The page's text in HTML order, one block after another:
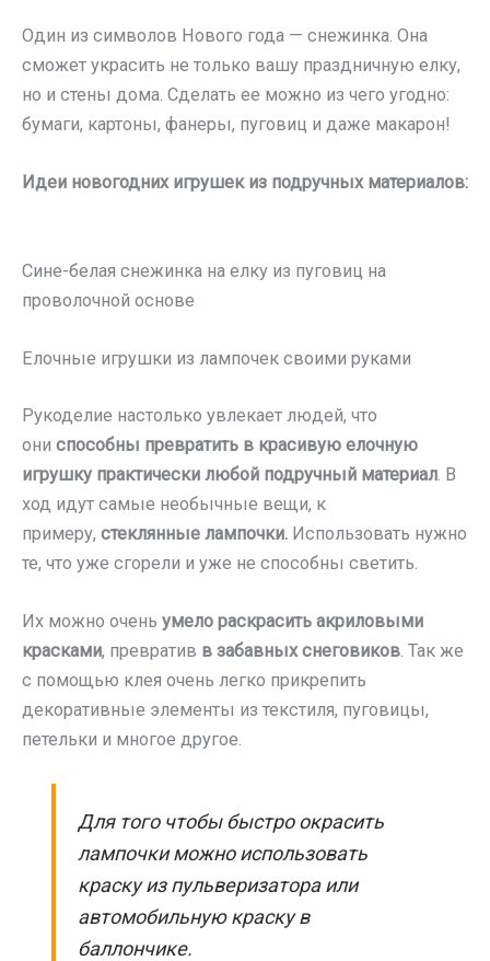
Один из символов Нового года — снежинка. Она
сможет украсить не только вашу праздничную елку,
но и стены дома. Сделать ее можно из чего угодно:
бумаги, картоны, фанеры, пуговиц и даже макарон!
Идеи новогодних игрушек из подручных материалов:
Сине-белая снежинка на елку из пуговиц на
проволочной основе
Елочные игрушки из лампочек своими руками
Рукоделие настолько увлекает людей, что
они способны превратить в красивую елочную
игрушку практически любой подручный материал . В
ход идут самые необычные вещи, к
примеру, стеклянные лампочки. Использовать нужно
те, что уже сгорели и уже не способны светить.
Их можно очень умело раскрасить акриловыми
красками, превратив в забавных снеговиков. Так же
с помощью клея очень легко прикрепить
декоративные элементы из текстиля, пуговицы,
петельки и многое другое.
Для того чтобы быстро окрасить
лампочки можно использовать
краску из пульверизатора или
автомобильную краску в
баллончике.